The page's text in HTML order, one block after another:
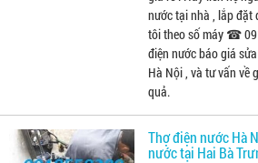
nước tại nhà , lắp đặt
tôi theo số máy ☎
điện nước báo giá
Hà Nội , và tư vấn về
quả.
Thợ điện nước Hà
nước tại Hai Bà